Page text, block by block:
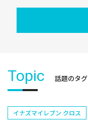
Topic 話題のタグ
イナズマイレブン クロス